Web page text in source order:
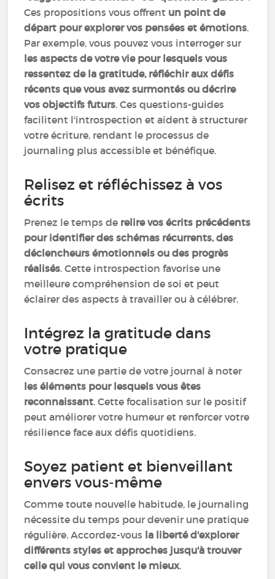
Ces propositions vous offrent un point de
départ pour explorer vos pensées et émotions.
Par exemple, vous pouvez vous interroger sur
les aspects de votre vie pour lesquels vous
ressentez de la gratitude, réfléchir aux défis
récents que vous avez surmontés ou décrire
vos objectifs futurs. Ces questions-guides
facilitent l'introspection et aident à structurer
votre écriture, rendant le processus de
journaling plus accessible et bénéfique.
Relisez et réfléchissez à vos
écrits
Prenez le temps de relire vos écrits précédents
pour identifier des schémas récurrents, des
déclencheurs émotionnels ou des progrès
réalisés. Cette introspection favorise une
meilleure compréhension de soi et peut
éclairer des aspects à travailler ou à célébrer.
Intégrez la gratitude dans
votre pratique
Consacrez une partie de votre journal à noter
les éléments pour lesquels vous êtes
reconnaissant. Cette focalisation sur le positif
peut améliorer votre humeur et renforcer votre
résilience face aux défis quotidiens.
Soyez patient et bienveillant
envers vous-même
Comme toute nouvelle habitude, le journaling
nécessite du temps pour devenir une pratique
régulière. Accordez-vous la liberté d'explorer
différents styles et approches jusqu'à trouver
celle qui vous convient le mieux.